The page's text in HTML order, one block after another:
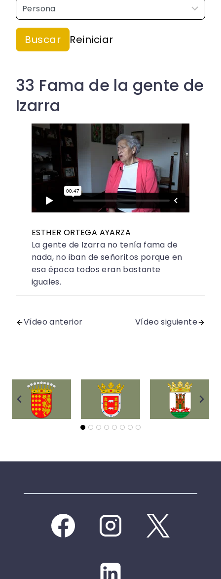
33 Fama de la gente de
Izarra
ESTHER ORTEGA AYARZA
La gente de Izarra no tenía fama de
nada, no iban de señoritos porque en
esa época todos eran bastante
iguales.
Vídeo anterior Vídeo siguiente